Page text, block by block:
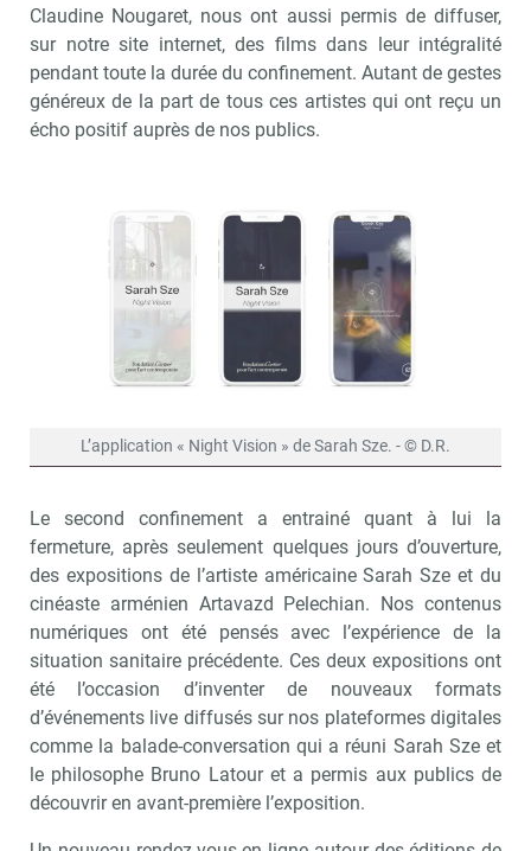
Claudine Nougaret, nous ont aussi permis de diffuser,
sur notre site internet, des films dans leur intégralité
pendant toute la durée du confinement. Autant de gestes
généreux de la part de tous ces artistes qui ont reçu un
écho positif auprès de nos publics.
L’application « Night Vision » de Sarah Sze. - © D.R.
Le second confinement a entrainé quant à lui la
fermeture, après seulement quelques jours d’ouverture,
des expositions de l’artiste américaine Sarah Sze et du
cinéaste arménien Artavazd Pelechian. Nos contenus
numériques ont été pensés avec l’expérience de la
situation sanitaire précédente. Ces deux expositions ont
été l’occasion d’inventer de nouveaux formats
d’événements live diffusés sur nos plateformes digitales
comme la balade-conversation qui a réuni Sarah Sze et
le philosophe Bruno Latour et a permis aux publics de
découvrir en avant-première l’exposition.